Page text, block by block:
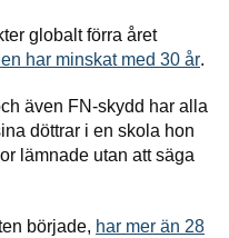
globalt förra året
har minskat med 30 år.
även FN-skydd har alla
döttrar i en skola hon
lämnade utan att säga
började, har mer än 28